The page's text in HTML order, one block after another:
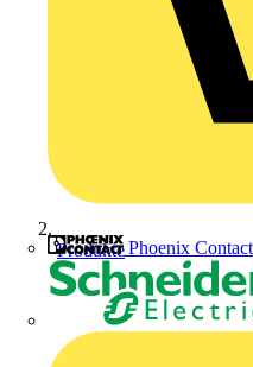
Phoenix Contact
Produkte